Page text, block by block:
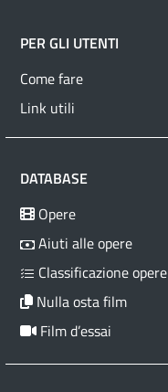
PER GLI UTENTI
Come fare
Link utili
DATABASE
Opere
Aiuti alle opere
Classificazione opere
Nulla osta film
Film d’essai